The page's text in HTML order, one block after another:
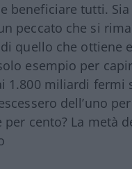
beneficiare tutti.
peccato che si
quello che ottiene
esempio per
1.800 miliardi
dell’uno
cento? La metà